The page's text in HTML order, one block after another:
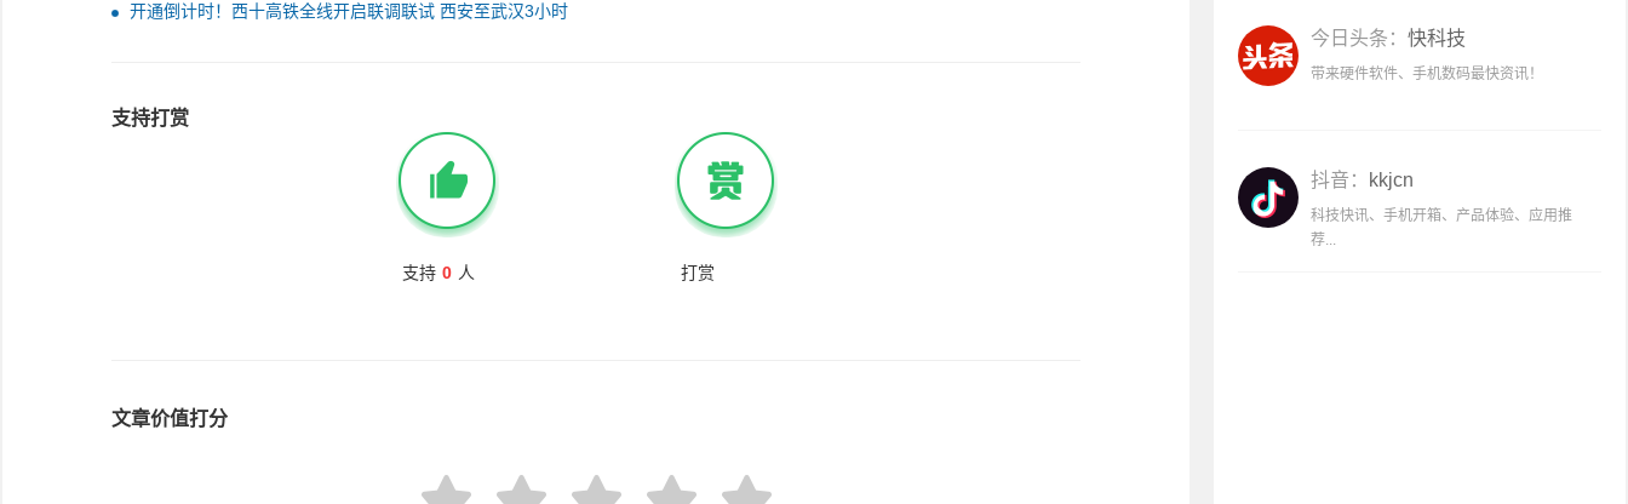
开通倒计时！西十高铁全线开启联调联试 西安至武汉3小时
支持打赏
支持 0 人 打赏
文章价值打分
今日头条： 快科技
带来硬件软件、手机数码最快资讯！
抖音： kkjcn
科技快讯、手机开箱、产品体验、应用推
荐...